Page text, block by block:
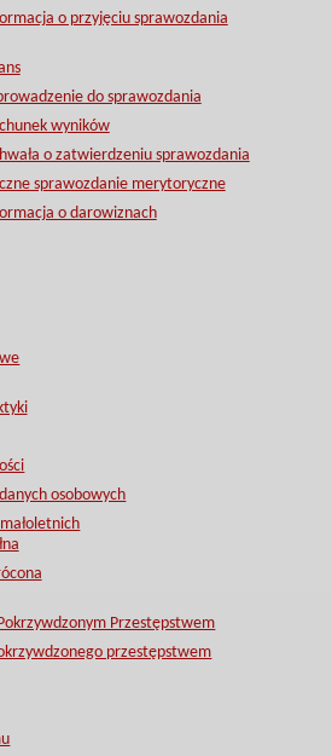
o przyjęciu sprawozdania
do sprawozdania
wyników
o zatwierdzeniu sprawozdania
sprawozdanie merytoryczne
o darowiznach
osobowych
Przestępstwem
przestępstwem